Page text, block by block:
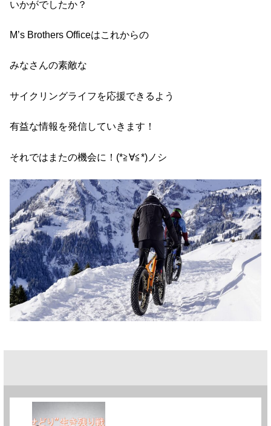
いかがでしたか？
M’s Brothers Officeはこれからの
みなさんの素敵な
サイクリングライフを応援できるよう
有益な情報を発信していきます！
それではまたの機会に！(*≧∀≦*)ノシ